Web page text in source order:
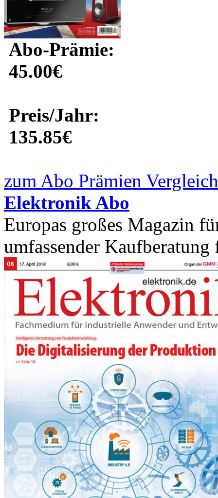
Abo-Prämie:
45.00€
Preis/Jahr:
135.85€
zum Abo Prämien
Elektronik Abo
Europas großes Magazin
umfassender